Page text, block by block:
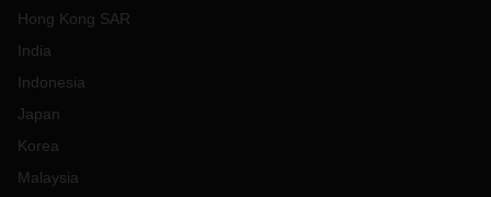
Hong Kong SAR
India
Indonesia
Japan
Korea
Malaysia